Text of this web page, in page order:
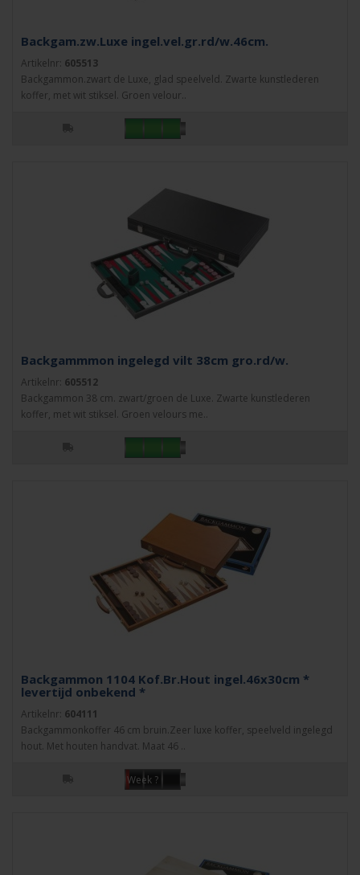
Backgam.zw.Luxe ingel.vel.gr.rd/w.46cm.
Artikelnr: 605513
Backgammon.zwart de Luxe, glad speelveld. Zwarte kunstlederen
koffer, met wit stiksel. Groen velour..
Backgammmon ingelegd vilt 38cm gro.rd/w.
Artikelnr: 605512
Backgammon 38 cm. zwart/groen de Luxe. Zwarte kunstlederen
koffer, met wit stiksel. Groen velours me..
Backgammon 1104 Kof.Br.Hout ingel.46x30cm *
levertijd onbekend *
Artikelnr: 604111
Backgammonkoffer 46 cm bruin.Zeer luxe koffer, speelveld ingelegd
hout. Met houten handvat. Maat 46 ..
Week ?